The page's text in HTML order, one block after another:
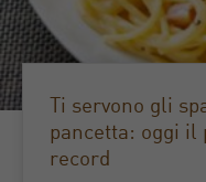
Ti servono gli
pancetta: oggi il
record